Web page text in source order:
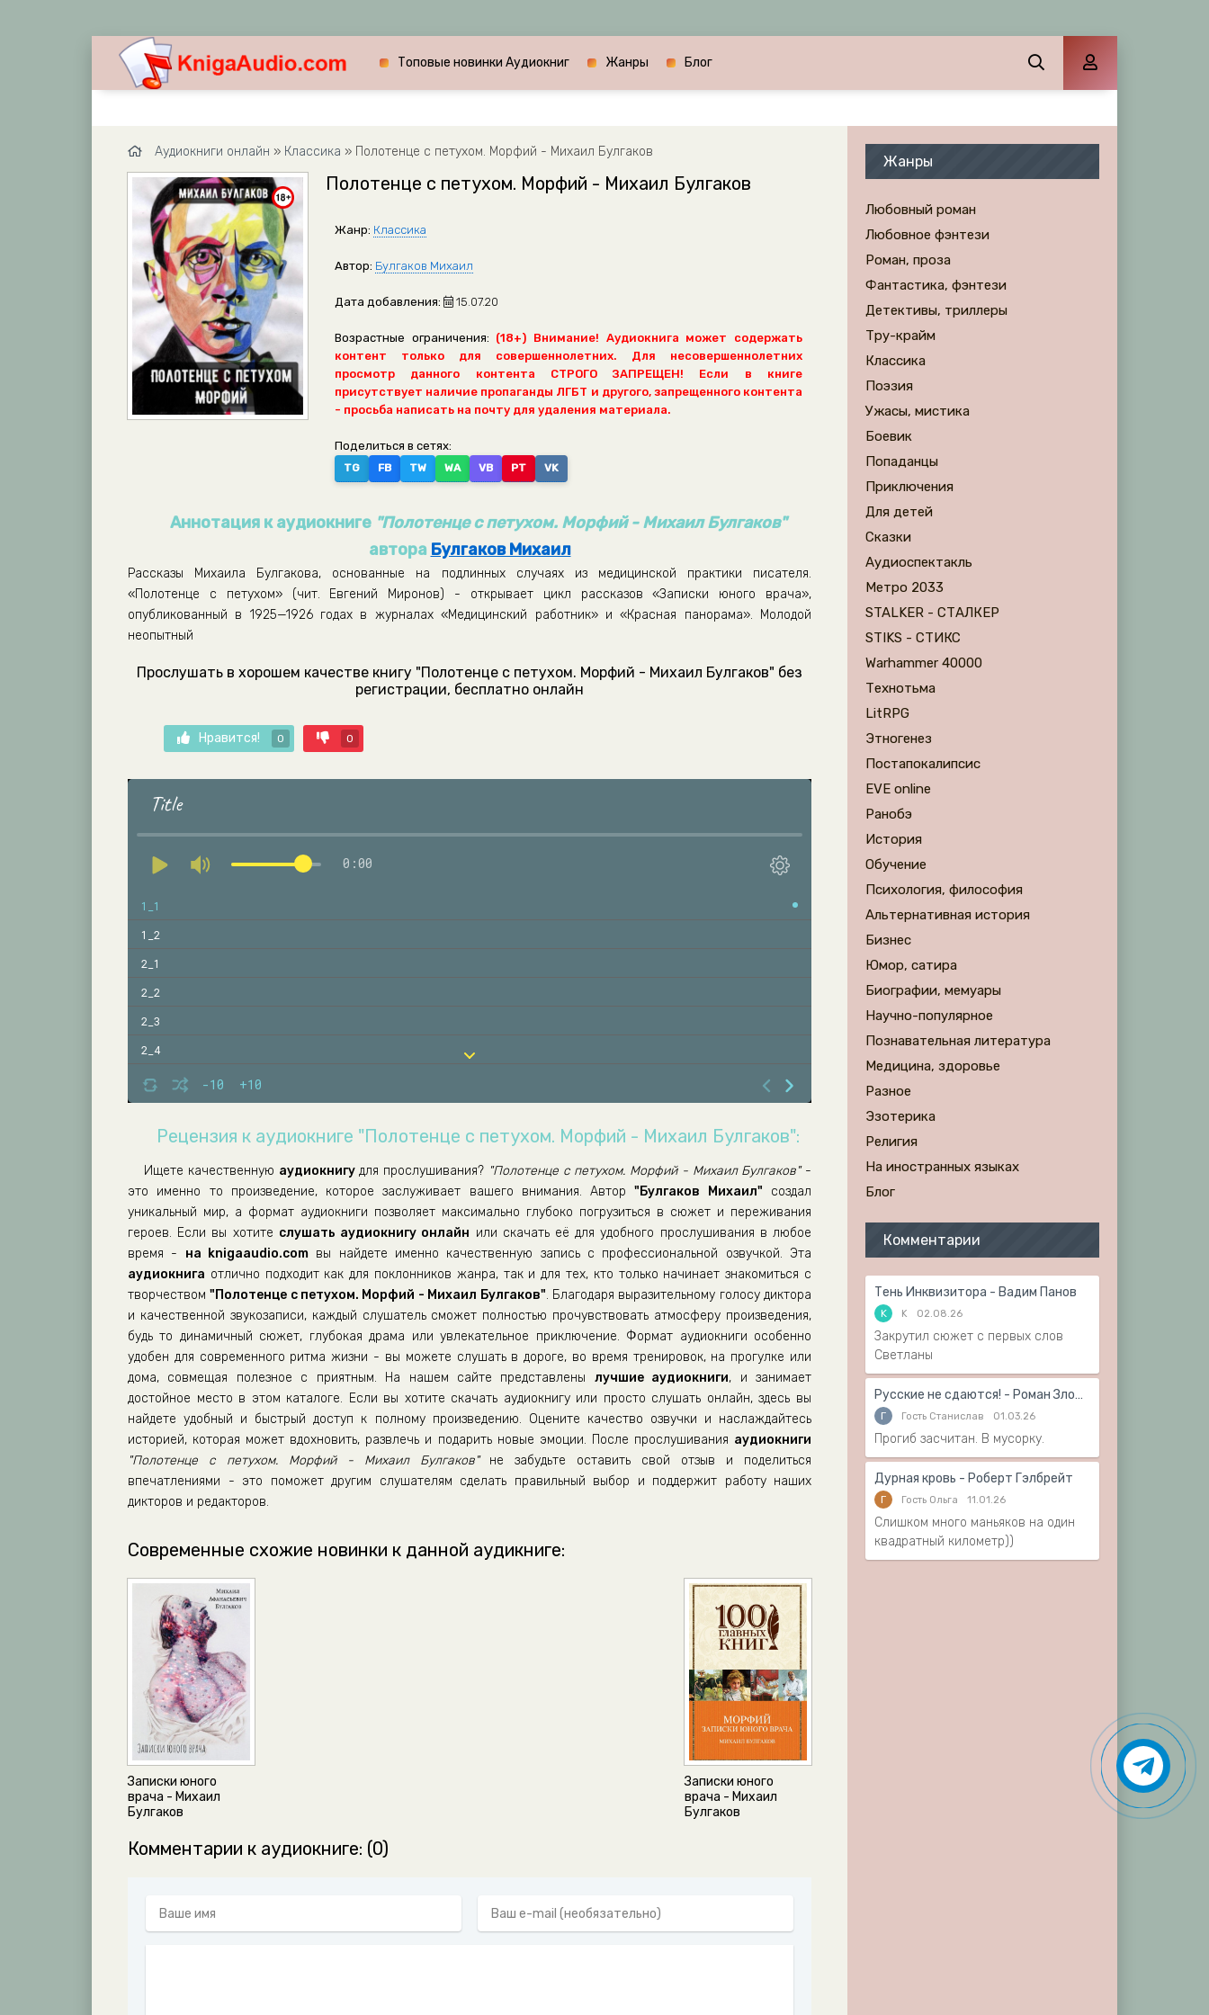
Топовые новинки Аудиокниг Жанры Блог
Аудиокниги онлайн » Классика » Полотенце с петухом. Морфий - Михаил Булгаков
Полотенце с петухом. Морфий - Михаил Булгаков
Жанр: Классика
Автор: Булгаков Михаил
Дата добавления: 15.07.20
Возрастные ограничения: (18+) Внимание! Аудиокнига может содержать
контент только для совершеннолетних. Для несовершеннолетних
просмотр данного контента СТРОГО ЗАПРЕЩЕН! Если в книге
присутствует наличие пропаганды ЛГБТ и другого, запрещенного контента
- просьба написать на почту для удаления материала.
Поделиться в сетях:
TG FB TW WA VB PT VK
Аннотация к аудиокниге "Полотенце с петухом. Морфий - Михаил Булгаков"
автора Булгаков Михаил
Рассказы Михаила Булгакова, основанные на подлинных случаях из медицинской практики писателя.
«Полотенце с петухом» (чит. Евгений Миронов) - открывает цикл рассказов «Записки юного врача»,
опубликованный в 1925—1926 годах в журналах «Медицинский работник» и «Красная панорама». Молодой
неопытный
Прослушать в хорошем качестве книгу "Полотенце с петухом. Морфий - Михаил Булгаков" без
регистрации, бесплатно онлайн
Нравится! 0 0
Title
0:00
-10 +10
1_1
1_2
2_1
2_2
2_3
2_4
2_5
2_6
2_8
Рецензия к аудиокниге "Полотенце с петухом. Морфий - Михаил Булгаков":
Ищете качественную аудиокнигудля прослушивания? "Полотенце с петухом. Морфий - Михаил Булгаков"-
это именно то произведение, которое заслуживает вашего внимания. Автор"Булгаков Михаил" создал
уникальный мир, а формат аудиокниги позволяет максимально глубоко погрузиться в сюжет и переживания
героев. Если вы хотите слушать аудиокнигу онлайн или скачать её для удобного прослушивания в любое
время - на knigaaudio.com вы найдете именно качественную запись с профессиональной озвучкой. Эта
аудиокнига отлично подходит как для поклонников жанра, так и для тех, кто только начинает знакомиться с
творчеством"Полотенце с петухом. Морфий - Михаил Булгаков". Благодаря выразительному голосу диктора
и качественной звукозаписи, каждый слушатель сможет полностью прочувствовать атмосферу произведения,
будь то динамичный сюжет, глубокая драма или увлекательное приключение. Формат аудиокниги особенно
удобен для современного ритма жизни - вы можете слушать в дороге, во время тренировок, на прогулке или
дома, совмещая полезное с приятным. На нашем сайте представлены лучшие аудиокниги, и занимает
достойное место в этом каталоге. Если вы хотите скачать аудиокнигу или просто слушать онлайн, здесь вы
найдете удобный и быстрый доступ к полному произведению. Оцените качество озвучки и наслаждайтесь
историей, которая может вдохновить, развлечь и подарить новые эмоции. После прослушивания аудиокниги
"Полотенце с петухом. Морфий - Михаил Булгаков"не забудьте оставить свой отзыв и поделиться
впечатлениями - это поможет другим слушателям сделать правильный выбор и поддержит работу наших
дикторов и редакторов.
Современные схожие новинки к данной аудикниге:
Записки юного
врача - Михаил
Булгаков
Записки юного
врача - Михаил
Булгаков
Комментарии к аудиокниге: (0)
Жанры
Любовный роман
Любовное фэнтези
Роман, проза
Фантастика, фэнтези
Детективы, триллеры
Тру-крайм
Классика
Поэзия
Ужасы, мистика
Боевик
Попаданцы
Приключения
Для детей
Сказки
Аудиоспектакль
Метро 2033
STALKER - СТАЛКЕР
STIKS - СТИКС
Warhammer 40000
Технотьма
LitRPG
Этногенез
Постапокалипсис
EVE online
Ранобэ
История
Обучение
Психология, философия
Альтернативная история
Бизнес
Юмор, сатира
Биографии, мемуары
Научно-популярное
Познавательная литература
Медицина, здоровье
Разное
Эзотерика
Религия
На иностранных языках
Блог
Комментарии
Тень Инквизитора - Вадим Панов
K K 02.08.26
Закрутил сюжет с первых слов
Светланы
Русские не сдаются! - Роман Злотников
Г Гость Станислав 01.03.26
Прогиб засчитан. В мусорку.
Дурная кровь - Роберт Гэлбрейт
Г Гость Ольга 11.01.26
Слишком много маньяков на один
квадратный километр))